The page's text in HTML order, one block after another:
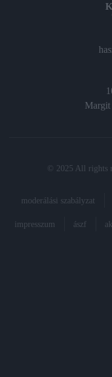
Margit
© 2025 All rights
moderálási szabályzat
impresszum ászf